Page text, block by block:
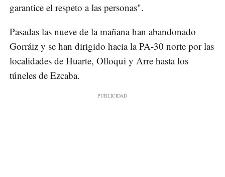
garantice el respeto a las personas".
Pasadas las nueve de la mañana han abandonado
Gorráiz y se han dirigido hacia la PA-30 norte por las
localidades de Huarte, Olloqui y Arre hasta los
túneles de Ezcaba.